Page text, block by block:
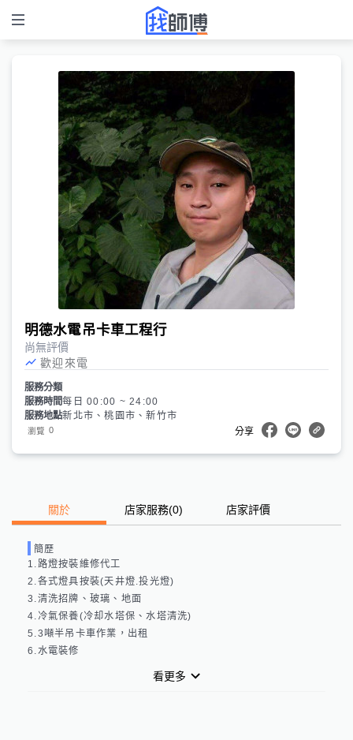
明德水電吊卡車工程行
尚無評價
歡迎來電
服務分類
服務時間每日 00:00 ~ 24:00
服務地點新北市、桃園市、新竹市
瀏覽 0 分享
關於 店家服務(0) 店家評價
簡歷
1.路燈按裝維修代工
2.各式燈具按裝(天井燈.投光燈)
3.清洗招牌、玻璃、地面
4.冷氣保養(冷却水塔保、水塔清洗)
5.3噸半吊卡車作業，出租
6.水電裝修
看更多